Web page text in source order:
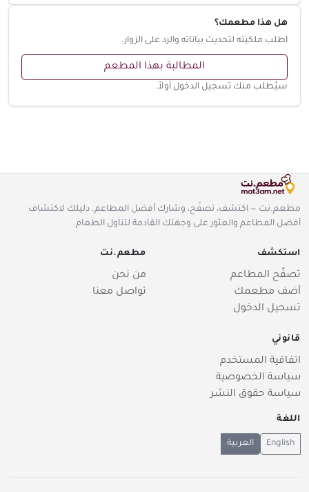
هل هذا مطعمك؟
اطلب ملكيته لتحديث بياناته والرد على الزوار.
المطالبة بهذا المطعم
سيُطلب منك تسجيل الدخول أولاً.
مطعم.نت — اكتشف، تصفّح، وشارك أفضل المطاعم. دليلك لاكتشاف
أفضل المطاعم والعثور على وجهتك القادمة لتناول الطعام.
استكشف
تصفّح المطاعم
أضف مطعمك
تسجيل الدخول
مطعم.نت
من نحن
تواصل معنا
قانوني
اتفاقية المستخدم
سياسة الخصوصية
سياسة حقوق النشر
اللغة
English العربية